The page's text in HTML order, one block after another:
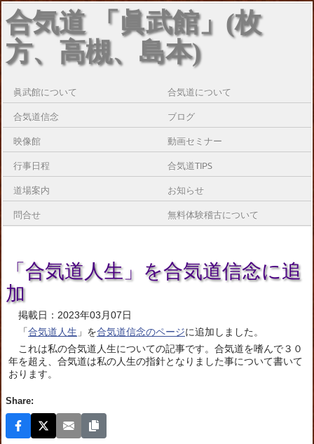
合気道 「眞武館」(枚
方、高槻、島本)
眞武館について 合気道について
合気道信念 ブログ
映像館 動画セミナー
行事日程 合気道TIPS
道場案内 お知らせ
問合せ 無料体験稽古について
「合気道人生」を合気道信念に追
加
掲載日：2023年03月07日
「合気道人生 」を合気道信念のページに追加しました。
これは私の合気道人生についての記事です。合気道を嗜んで３０
年を超え、合気道は私の人生の指針となりました事について書いて
おります。
Share: